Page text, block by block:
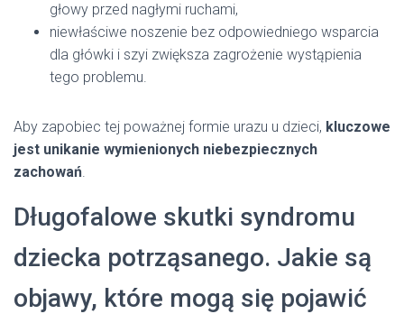
głowy przed nagłymi ruchami,
niewłaściwe noszenie bez odpowiedniego wsparcia
dla główki i szyi zwiększa zagrożenie wystąpienia
tego problemu.
Aby zapobiec tej poważnej formie urazu u dzieci, kluczowe
jest unikanie wymienionych niebezpiecznych
zachowań.
Długofalowe skutki syndromu
dziecka potrząsanego. Jakie są
objawy, które mogą się pojawić